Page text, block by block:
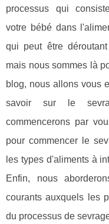
processus qui
votre bébé dans
qui peut être
mais nous sommes là
blog, nous allons vous
savoir sur le
commencerons par
pour commencer le
les types d'aliments à
Enfin, nous
courants auxquels les
du processus de